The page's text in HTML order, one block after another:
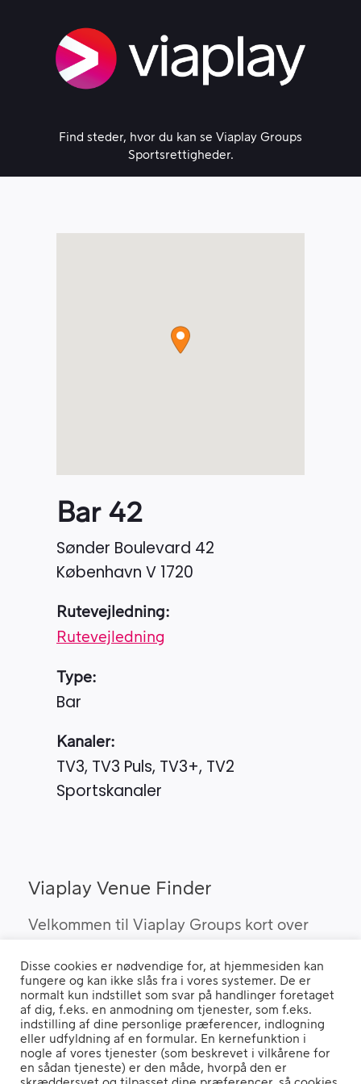
Find steder, hvor du kan se Viaplay Groups
Sportsrettigheder.
Bar 42
Sønder Boulevard 42
København V 1720
Rutevejledning:
Rutevejledning
Type:
Bar
Kanaler:
TV3, TV3 Puls, TV3+, TV2
Sportskanaler
Viaplay Venue Finder
Velkommen til Viaplay Groups kort over
finde barer, pubber og hoteller, som kan
vise Viaplay’s sportsrettigheder i Danmark.
Hvis du benytter en "Ad Blocker" vil du opleve, at siden ikke fungerer
ordentligt.
Disse cookies er nødvendige for, at hjemmesiden kan
fungere og kan ikke slås fra i vores systemer. De er
normalt kun indstillet som svar på handlinger foretaget
af dig, f.eks. en anmodning om tjenester, som f.eks.
indstilling af dine personlige præferencer, indlogning
eller udfyldning af en formular. En kernefunktion i
nogle af vores tjenester (som beskrevet i vilkårene for
en sådan tjeneste) er den måde, hvorpå den er